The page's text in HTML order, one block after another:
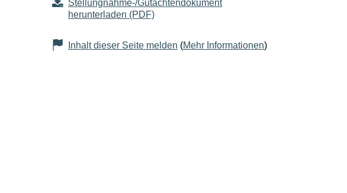
Stellungnahme-/Gutachtendokument
herunterladen (PDF)
Inhalt dieser Seite melden (Mehr Informationen)